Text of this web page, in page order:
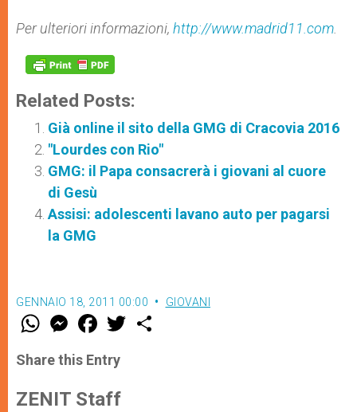
Per ulteriori informazioni, http://www.madrid11.com
Related Posts:
Già online il sito della GMG di Cracovia 2016
"Lourdes con Rio"
GMG: il Papa consacrerà i giovani al cuore
di Gesù
Assisi: adolescenti lavano auto per pagarsi
la GMG
GENNAIO 18, 2011 00:00 GIOVANI
W
t
s
p
p
M
e
s
e
g
e
F
a
e
b
o
k
w
Share this Entry
ZENIT Staff